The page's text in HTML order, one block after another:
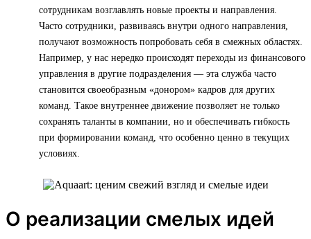
сотрудникам возглавлять новые проекты и направления.
Часто сотрудники, развиваясь внутри одного направления,
получают возможность попробовать себя в смежных областях.
Например, у нас нередко происходят переходы из финансового
управления в другие подразделения — эта служба часто
становится своеобразным «донором» кадров для других
команд. Такое внутреннее движение позволяет не только
сохранять таланты в компании, но и обеспечивать гибкость
при формировании команд, что особенно ценно в текущих
условиях.
О реализации смелых идей